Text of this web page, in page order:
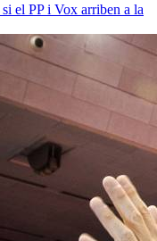
el PP i Vox arriben a la